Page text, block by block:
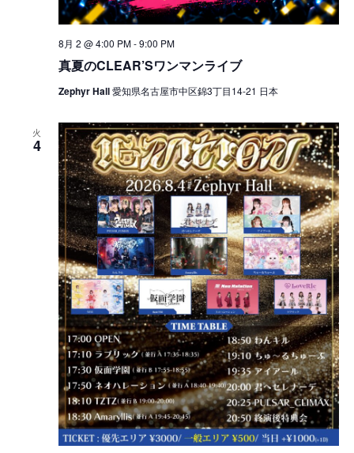
真夏のCLEAR’Sワンマンライブ
8月 2 @ 4:00 PM-9:00 PM
Zephyr Hall愛知県名古屋市中区錦3丁目14-21 日本
火
4